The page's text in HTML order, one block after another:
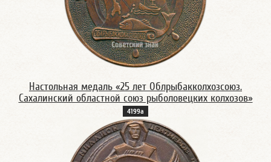
Настольная медаль «25 лет Облрыбакколхозсоюз.
Сахалинский областной союз рыболовецких колхозов»
4199а